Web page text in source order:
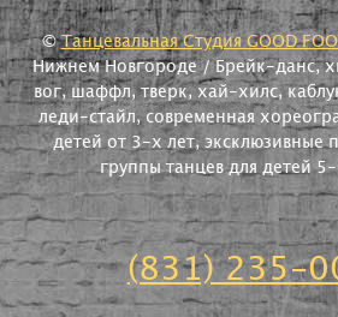
©Танцевальная Студия GOOD
Нижнем Новгороде / Брейк-данс,
вог, шаффл, тверк, хай-хилс,
леди-стайл, современная
детей от 3-х лет, эксклюзивные
группы танцев для детей
(831) 235-